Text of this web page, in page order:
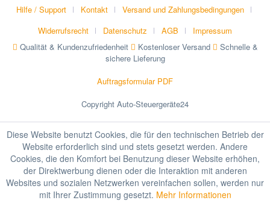
Hilfe / Support
Kontakt
Versand und Zahlungsbedingungen
Widerrufsrecht
Datenschutz AGB
Impressum
Qualität & Kundenzufriedenheit
Kostenloser Versand
Schnelle &
sichere Lieferung
Auftragsformular PDF
Copyright Auto-Steuergeräte24
Diese Website benutzt Cookies, die für den technischen Betrieb der
Website erforderlich sind und stets gesetzt werden. Andere
Cookies, die den Komfort bei Benutzung dieser Website erhöhen,
der Direktwerbung dienen oder die Interaktion mit anderen
Websites und sozialen Netzwerken vereinfachen sollen, werden nur
mit Ihrer Zustimmung gesetzt. Mehr Informationen